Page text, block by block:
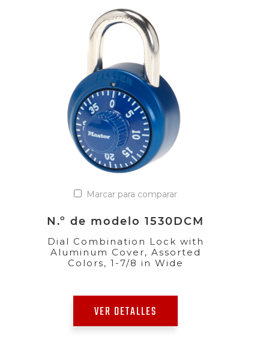
Marcar para comparar
N.º de modelo 1530DCM
Dial Combination Lock with
Aluminum Cover, Assorted
Colors, 1-7/8 in Wide
VER DETALLES